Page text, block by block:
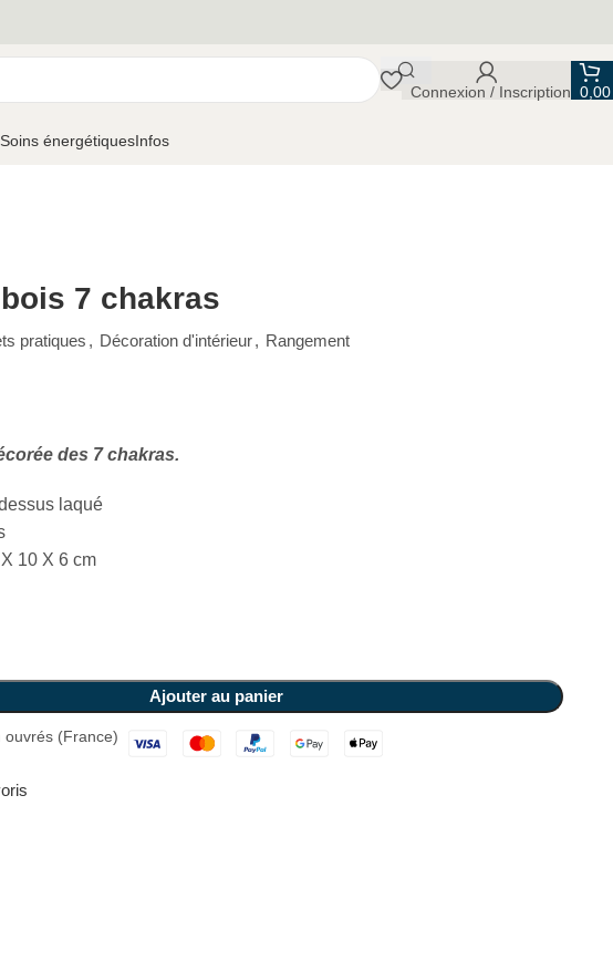
Connexion / Inscription
Soins énergétiquesInfos
7 chakras
pratiques , Décoration d'intérieur, Rangement
des 7 chakras.
laqué
10 X 6 cm
Ajouter au panier
ouvrés (France)